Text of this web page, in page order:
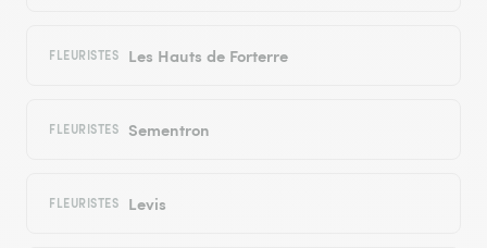
FLEURISTES Les Hauts de Forterre
FLEURISTES Sementron
FLEURISTES Levis